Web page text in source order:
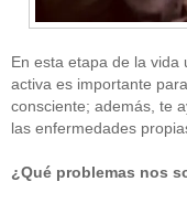
En esta etapa de la vida
activa es importante
consciente; además, te
las enfermedades
¿Qué problemas nos